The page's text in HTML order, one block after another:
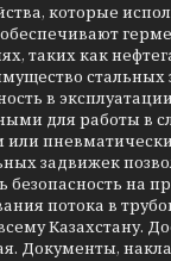
которые
таких как
стальных
в
для работы в
задвижек
безопасность
потока в
Казахстану.
Документы,